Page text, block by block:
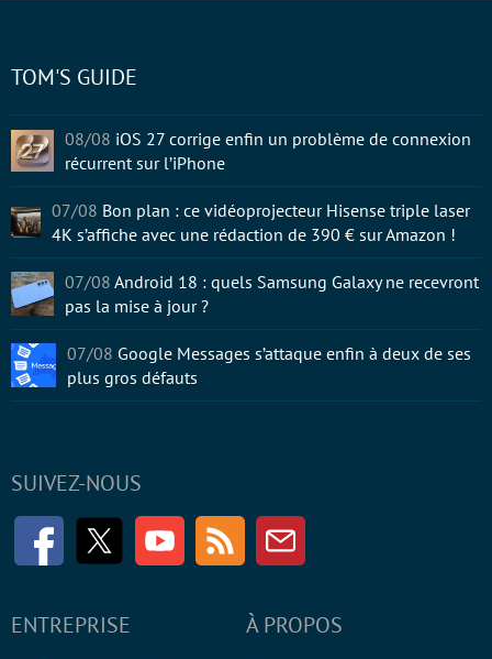
SUIVEZ-NOUS
FacebookTwitter Youtube RSS Newsletter
ENTREPRISE À PROPOS
TOM'S GUIDE
08/08 iOS 27 corrige enfin un problème de connexion
récurrent sur l’iPhone
07/08 Bon plan : ce vidéoprojecteur Hisense triple laser
4K s’affiche avec une rédaction de 390 € sur Amazon !
07/08 Android 18 : quels Samsung Galaxy ne recevront
pas la mise à jour ?
07/08 Google Messages s’attaque enfin à deux de ses
plus gros défauts